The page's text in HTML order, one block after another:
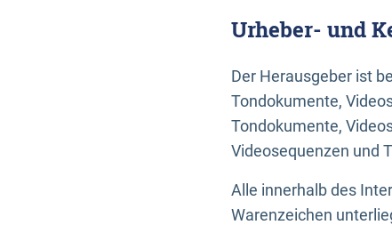
Urheber- und
Der Herausgeber ist
Tondokumente,
Tondokumente,
Videosequenzen und
Alle innerhalb des
Warenzeichen